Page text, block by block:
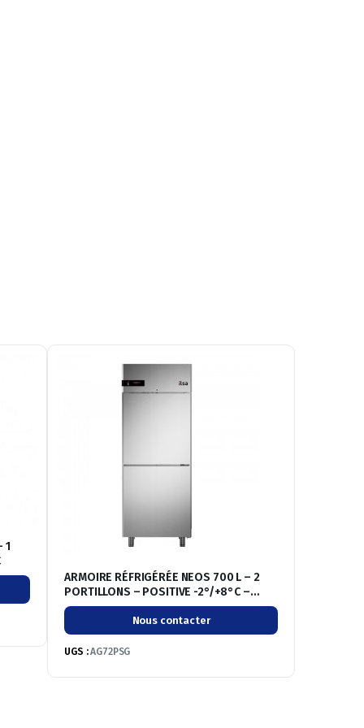
1
ARMOIRE RÉFRIGÉRÉE NEOS 700 L – 2
PORTILLONS – POSITIVE -2°/+8°C –
SANS GROUPE
Nous contacter
UGS : AG72PSG